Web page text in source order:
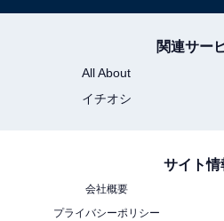
に確保したい…
30～50代既婚者の「世帯年収
貯金額「1000万円以上」の割
関連サー
All About
イチオシ
サイト情
会社概要
プライバシーポリシー